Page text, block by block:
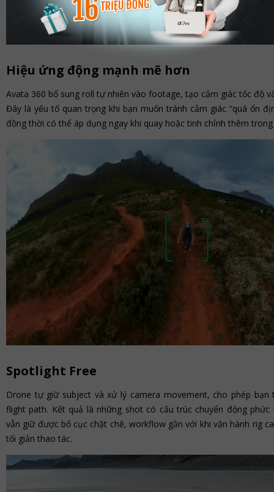
Hiệu ứng động mạnh mẽ hơn
Avata 360 bổ sung roll tự nhiên vào footage, tạo cảm giác tốc độ
Đây là yếu tố quan trọng khi bạn muốn tránh cảm giác “quá ổn
đồng thời có thể áp dụng ngay khi quay hoặc tinh chỉnh thêm trong
Spotlight Free
Drone tự giữ subject và xử lý camera movement, cho phép
flight path. Kết quả là những shot có cấu trúc chuyển động
vẫn giữ được bố cục chặt chẽ, workflow gần với khi vận hành rig
tối giản thao tác.